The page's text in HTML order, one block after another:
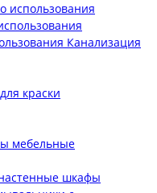
Канализация
краски
мебельные
шкафы